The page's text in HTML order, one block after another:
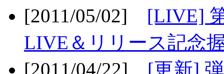
[2011/05/02] [LIVE]
LIVE＆リリース記念
[2011/04/22] [更新]